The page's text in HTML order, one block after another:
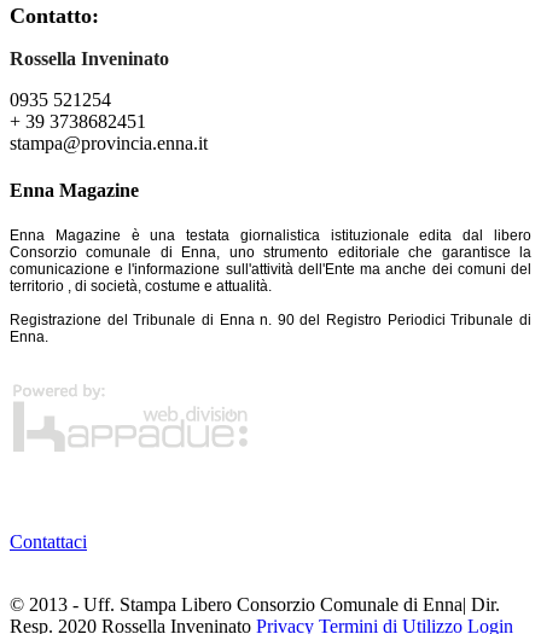
Contatto:
Rossella Inveninato
0935 521254
+ 39 3738682451
stampa@provincia.enna.it
Enna Magazine
Enna Magazine è una testata giornalistica istituzionale edita dal libero
Consorzio comunale di Enna, uno strumento editoriale che garantisce la
comunicazione e l'informazione sull'attività dell'Ente ma anche dei comuni del
territorio , di società, costume e attualità.
Registrazione del Tribunale di Enna n. 90 del Registro Periodici Tribunale di
Enna.
Contattaci
© 2013 - Uff. Stampa Libero Consorzio Comunale di Enna| Dir.
Resp. 2020 Rossella Inveninato Privacy Termini di Utilizzo Login